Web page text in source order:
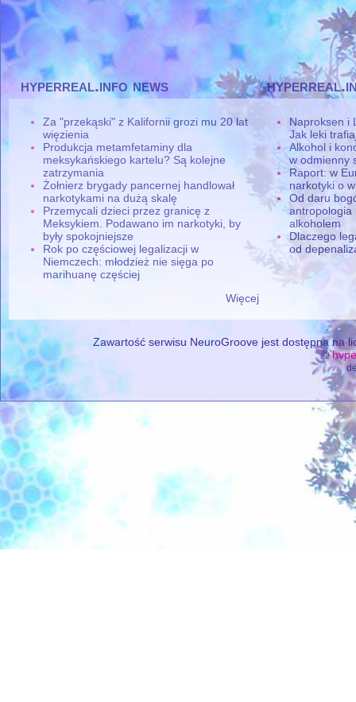
hyperreal.info news
Za "przekąski" z Kalifornii grozi mu 20 lat
więzienia
Produkcja metamfetaminy dla
meksykańskiego kartelu? Są kolejne
zatrzymania
Żołnierz brygady pancernej handlował
narkotykami na dużą skalę
Przemycali dzieci przez granicę z
Meksykiem. Podawano im narkotyki, by
były spokojniejsze
Rok po częściowej legalizacji w
Niemczech: młodzież nie sięga po
marihuanę częściej
Więcej
Naproksen i
Jak leki
Alkohol i
w odmienny
Raport: w
narkotyki o
Od daru
antropologia
alkoholem
Dlaczego
od
Zawartość serwisu NeuroGroove jest dostępna na
©